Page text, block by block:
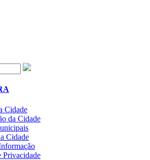
Cidade
da Cidade
Cidade
Privacidade